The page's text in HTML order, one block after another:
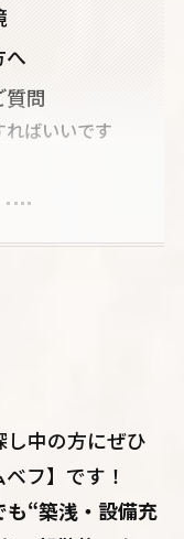
へ
問
ばいいです
し中の方にぜひ
フ】です！
“築浅・設備充